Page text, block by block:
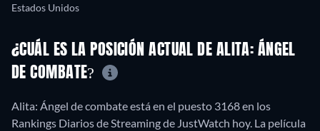
Estados Unidos
¿CUÁL ES LA POSICIÓN ACTUAL DE ALITA: ÁNGEL
DE COMBATE?
Alita: Ángel de combate está en el puesto 3168 en los
Rankings Diarios de Streaming de JustWatch hoy. La película